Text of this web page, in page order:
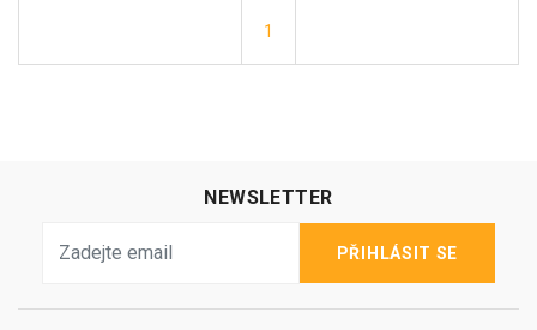
1
NEWSLETTER
PŘIHLÁSIT SE